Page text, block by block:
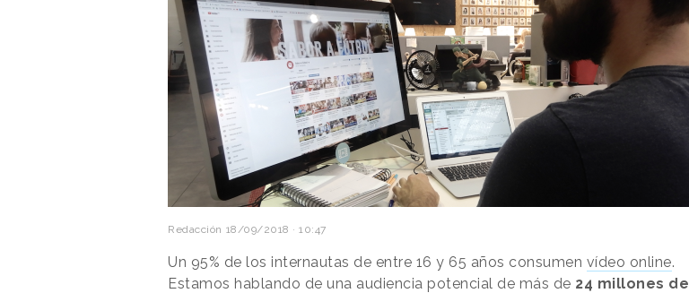
Redacción 18/09/2018 · 10:47
Un 95% de los internautas de entre 16 y 65 años consumen vídeo online.
Estamos hablando de una audiencia potencial de más de 24 millones de